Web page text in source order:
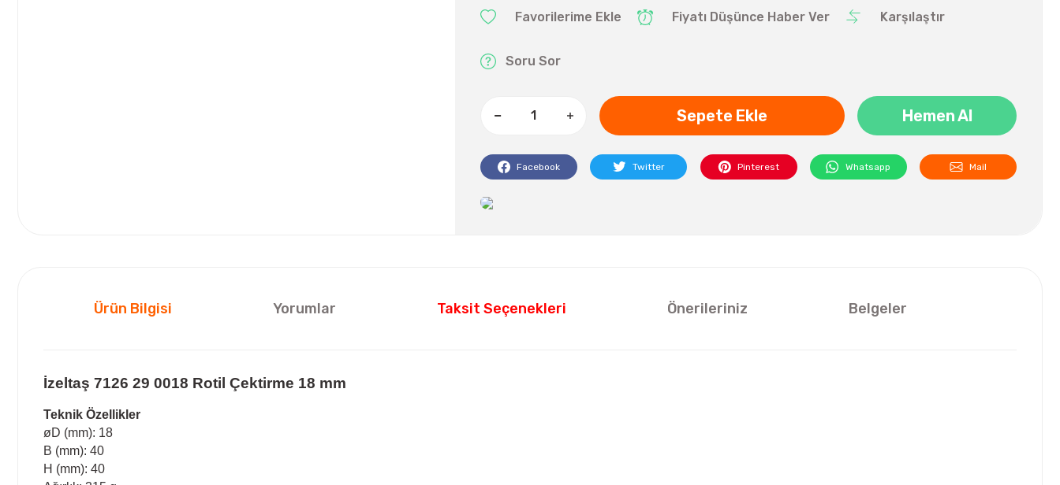
Fiyatı Düşünce Haber Ver Karşılaştır
Soru Sor
Sepete Ekle Hemen Al
Facebook Twitter Pinterest Whatsapp Mail
Ürün Bilgisi Yorumlar Taksit Seçenekleri Önerileriniz Belgeler
İzeltaş 7126 29 0018 Rotil Çektirme 18 mm
Teknik Özellikler
øD (mm): 18
B (mm): 40
H (mm): 40